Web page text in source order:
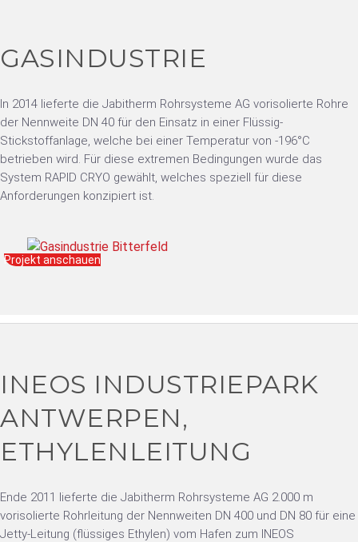
GASINDUSTRIE
In 2014 lieferte die Jabitherm Rohrsysteme AG vorisolierte Rohre
der Nennweite DN 40 für den Einsatz in einer Flüssig-
Stickstoffanlage, welche bei einer Temperatur von -196°C
betrieben wird. Für diese extremen Bedingungen wurde das
System RAPID CRYO gewählt, welches speziell für diese
Anforderungen konzipiert ist.
Projekt anschauen
INEOS INDUSTRIEPARK
ANTWERPEN,
ETHYLENLEITUNG
Ende 2011 lieferte die Jabitherm Rohrsysteme AG 2.000 m
vorisolierte Rohrleitung der Nennweiten DN 400 und DN 80 für eine
Jetty-Leitung (flüssiges Ethylen) vom Hafen zum INEOS